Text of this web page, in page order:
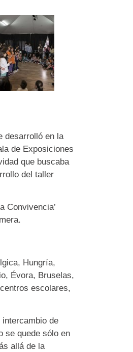
desarrolló en la
de Exposiciones
que buscaba
del taller
Convivencia’
Hungría,
Évora, Bruselas,
escolares,
de
se quede sólo en
allá de la